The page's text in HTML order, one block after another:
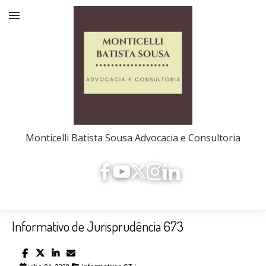
Monticelli Batista Sousa Advocacia e Consultoria
Informativo de Jurisprudência 673